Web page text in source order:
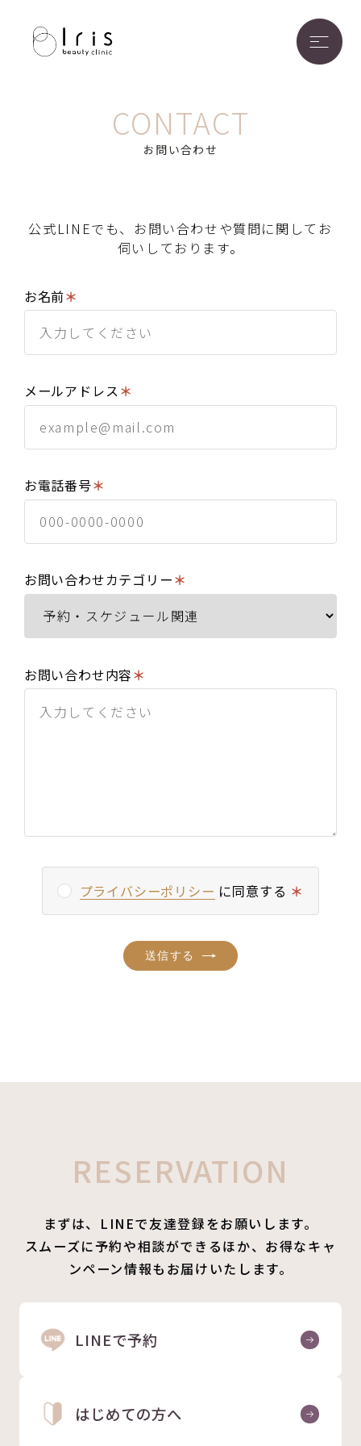
CONTACT
お問い合わせ
公式LINEでも、お問い合わせや質問に関してお
伺いしております。
お名前＊
メールアドレス＊
お電話番号＊
お問い合わせカテゴリー＊
お問い合わせ内容＊
プライバシーポリシー に同意する ＊
送信する
RESERVATION
まずは、LINEで友達登録をお願いします。
スムーズに予約や相談ができるほか、お得なキャ
ンペーン情報もお届けいたします。
LINEで予約
はじめての方へ